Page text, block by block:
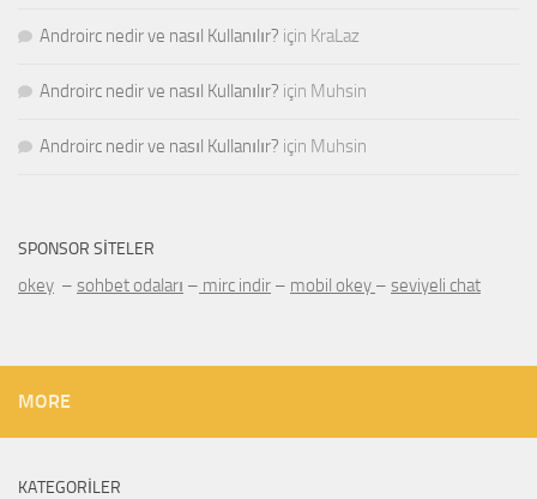
Androirc nedir ve nasıl Kullanılır? için KraLaz
Androirc nedir ve nasıl Kullanılır? için Muhsin
Androirc nedir ve nasıl Kullanılır? için Muhsin
SPONSOR SITELER
okey – sohbet odaları – mirc indir – mobil okey – seviyeli chat
MORE
KATEGORILER